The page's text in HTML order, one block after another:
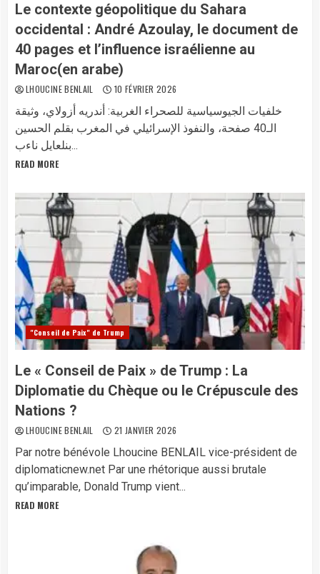
Le contexte géopolitique du Sahara
occidental : André Azoulay, le document de
40 pages et l’influence israélienne au
Maroc(en arabe)
LHOUCINE BENLAIL 10 FÉVRIER 2026
خلفيات الجيوسياسية للصحراء الغربية: أندريه أزولاي، وثيقة
الـ40 صفحة، والنفوذ الإسرائيلي في المغرب بقلم الحسين
بنلعايل ناءب...
READ MORE
"Conseil de Paix" de Trump
Le « Conseil de Paix » de Trump : La
Diplomatie du Chèque ou le Crépuscule des
Nations ?
LHOUCINE BENLAIL 21 JANVIER 2026
Par notre bénévole Lhoucine BENLAIL vice-président de
diplomaticnew.net ​Par une rhétorique aussi brutale
qu’imparable, Donald Trump vient...
READ MORE